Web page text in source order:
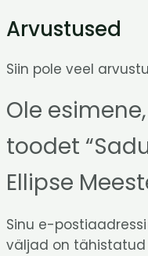
Arvustused
Siin pole veel
Ole
toodet
Ellipse
Sinu e-
väljad on tähistatud